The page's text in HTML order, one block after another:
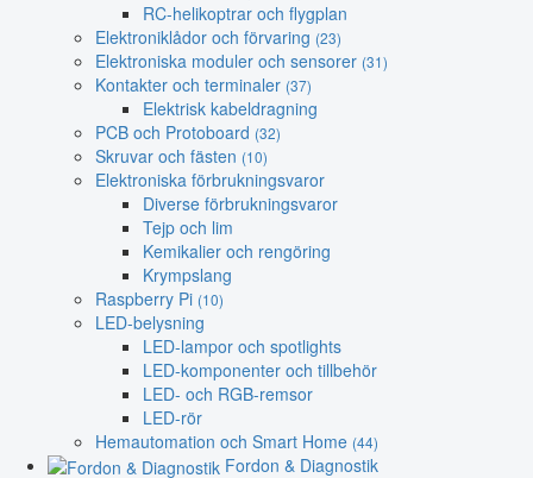
RC-helikoptrar och flygplan
Elektroniklådor och förvaring (23)
Elektroniska moduler och sensorer (31)
Kontakter och terminaler (37)
Elektrisk kabeldragning
PCB och Protoboard (32)
Skruvar och fästen (10)
Elektroniska förbrukningsvaror
Diverse förbrukningsvaror
Tejp och lim
Kemikalier och rengöring
Krympslang
Raspberry Pi (10)
LED-belysning
LED-lampor och spotlights
LED-komponenter och tillbehör
LED- och RGB-remsor
LED-rör
Hemautomation och Smart Home (44)
Fordon & Diagnostik